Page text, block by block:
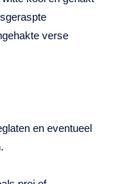
verse
en eventueel